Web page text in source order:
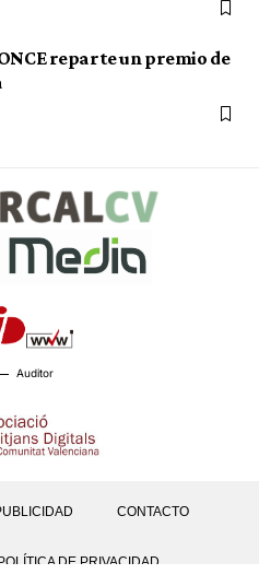
reparte un premio de
Auditor
CONTACTO
DE PRIVACIDAD